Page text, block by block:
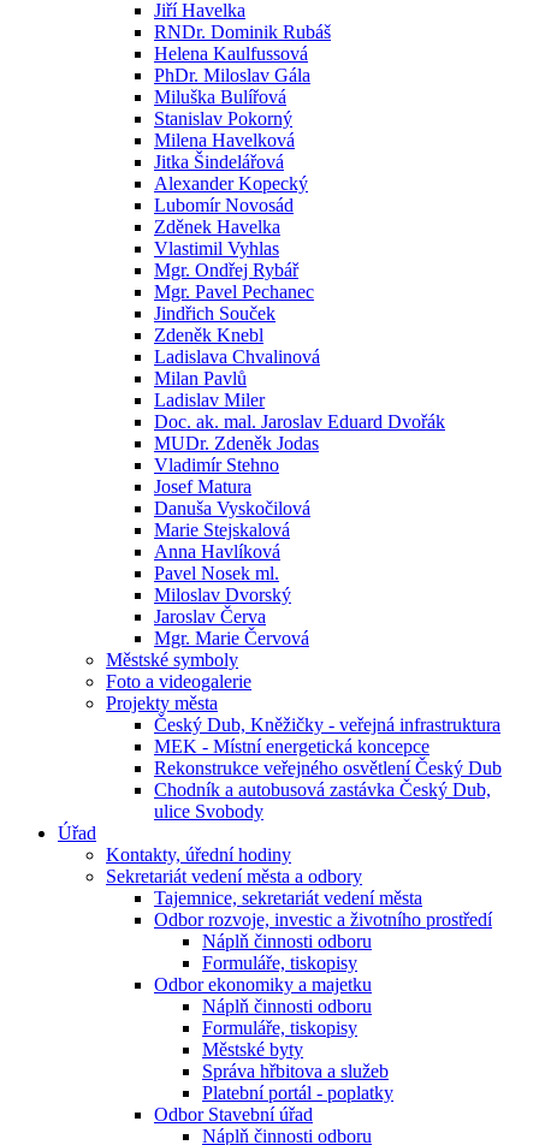
Jiří Havelka
RNDr. Dominik Rubáš
Helena Kaulfussová
PhDr. Miloslav Gála
Miluška Bulířová
Stanislav Pokorný
Milena Havelková
Jitka Šindelářová
Alexander Kopecký
Lubomír Novosád
Zděnek Havelka
Vlastimil Vyhlas
Mgr. Ondřej Rybář
Mgr. Pavel Pechanec
Jindřich Souček
Zdeněk Knebl
Ladislava Chvalinová
Milan Pavlů
Ladislav Miler
Doc. ak. mal. Jaroslav Eduard Dvořák
MUDr. Zdeněk Jodas
Vladimír Stehno
Josef Matura
Danuša Vyskočilová
Marie Stejskalová
Anna Havlíková
Pavel Nosek ml.
Miloslav Dvorský
Jaroslav Červa
Mgr. Marie Červová
Městské symboly
Foto a videogalerie
Projekty města
Český Dub, Kněžičky - veřejná infrastruktura
MEK - Místní energetická koncepce
Rekonstrukce veřejného osvětlení Český Dub
Chodník a autobusová zastávka Český Dub,
ulice Svobody
Úřad
Kontakty, úřední hodiny
Sekretariát vedení města a odbory
Tajemnice, sekretariát vedení města
Odbor rozvoje, investic a životního prostředí
Náplň činnosti odboru
Formuláře, tiskopisy
Odbor ekonomiky a majetku
Náplň činnosti odboru
Formuláře, tiskopisy
Městské byty
Správa hřbitova a služeb
Platební portál - poplatky
Odbor Stavební úřad
Náplň činnosti odboru